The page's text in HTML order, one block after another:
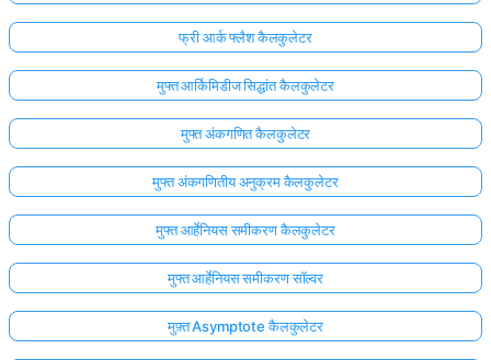
फ्री आर्क फ्लैश कैलकुलेटर
मुफ्त आर्किमिडीज सिद्धांत कैलकुलेटर
मुफ्त अंकगणित कैलकुलेटर
मुफ्त अंकगणितीय अनुक्रम कैलकुलेटर
मुफ्त आर्हेनियस समीकरण कैलकुलेटर
मुफ्त आर्हेनियस समीकरण सॉल्वर
मुफ़्त Asymptote कैलकुलेटर